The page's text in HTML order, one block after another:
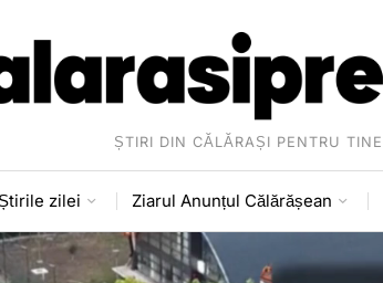
ȘTIRI DIN CĂLĂRAȘI PENTRU TINE
zilei Ziarul Anunțul Călărășean